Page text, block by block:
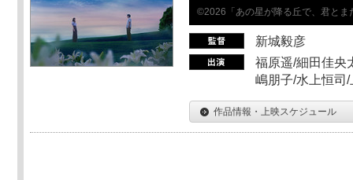
©2026「あの星が降る丘で、君とま
新城毅彦
福原遥/細田佳央
嶋朋子/水上恒司
作品情報・上映スケジュール